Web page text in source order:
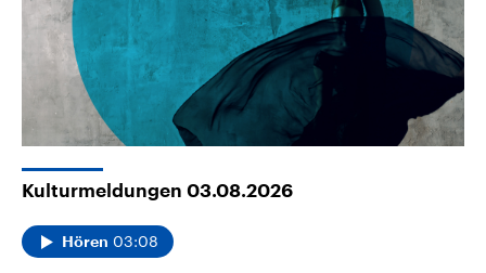
Kulturmeldungen 03.08.2026
Hören 03:08